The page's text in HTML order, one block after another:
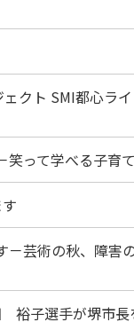
クト SMI都心ラ
って学べる子育
芸術の秋、障害
子選手が堺市長